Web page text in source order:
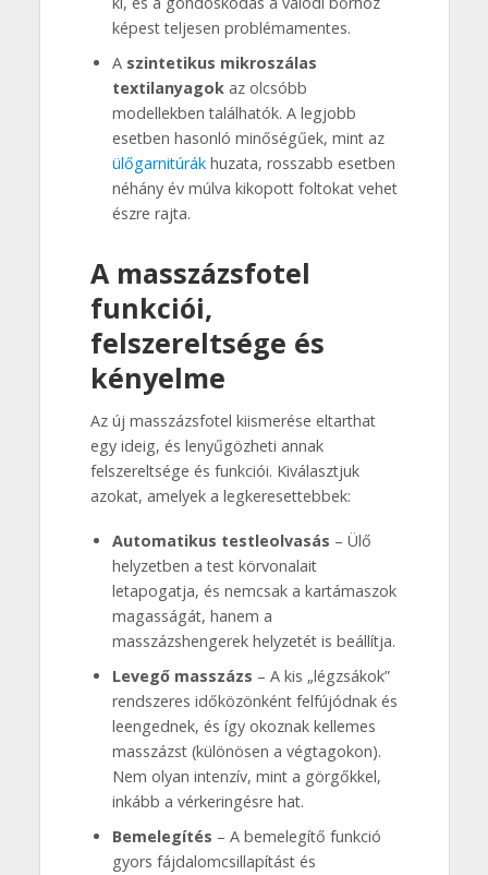
képest teljesen problémamentes.
A szintetikus mikroszálas
textilanyagokaz olcsóbb
modellekben találhatók. A legjobb
esetben hasonló minőségűek, mint az
ülőgarnitúrákhuzata, rosszabb esetben
néhány év múlva kikopott foltokat vehet
észre rajta.
A masszázsfotel
funkciói,
felszereltsége és
kényelme
Az új masszázsfotel kiismerése eltarthat
egy ideig, és lenyűgözheti annak
felszereltsége és funkciói. Kiválasztjuk
azokat, amelyek a legkeresettebbek:
Automatikus testleolvasás – Ülő
helyzetben a test körvonalait
letapogatja, és nemcsak a kartámaszok
magasságát, hanem a
masszázshengerek helyzetét is beállítja.
Levegő masszázs – A kis „légzsákok”
rendszeres időközönként felfújódnak és
leengednek, és így okoznak kellemes
masszázst (különösen a végtagokon).
Nem olyan intenzív, mint a görgőkkel,
inkább a vérkeringésre hat.
Bemelegítés – A bemelegítő funkció
gyors fájdalomcsillapítást és